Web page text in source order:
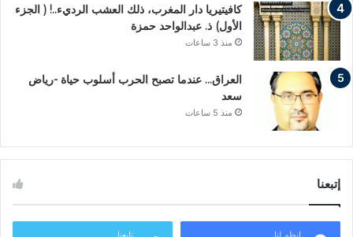
كافيتيريا دار المغرب، ذلك العشب الرديء..! ( الجزء
الأول) ذ. عبدالواحد حمزة
منذ 3 ساعات
العراق… عندما تصبح الحرب أسلوب حياة -رياض
سعد
منذ 5 ساعات
إتبعنا
انظم لنا تابعنا